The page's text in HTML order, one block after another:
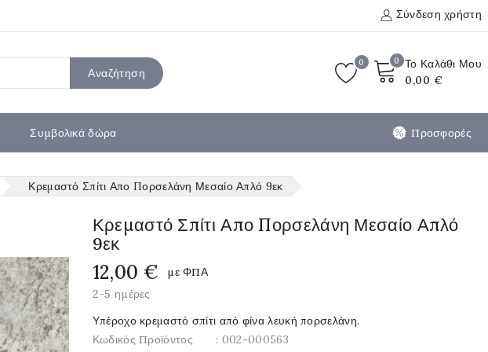
Σύνδεση χρήστη
0 Το Καλάθι Μου
0,00 €
Αναζήτηση
0
Συμβολικά δώρα Προσφορές
Κρεμαστό Σπίτι Απο Πορσελάνη Μεσαίο Απλό 9εκ
Κρεμαστό Σπίτι Απο Πορσελάνη Μεσαίο Απλό
9εκ
12,00 €
με ΦΠΑ
2-5 ημέρες
Υπέροχο κρεμαστό σπίτι από φίνα λευκή πορσελάνη.
Κωδικός Προϊόντος
: 002-000563